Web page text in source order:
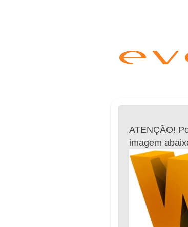
ATENÇÃO!
imagem